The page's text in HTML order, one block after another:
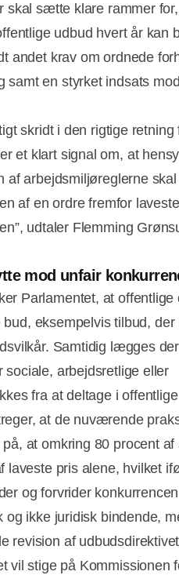
sætte klare rammer
udbud hvert år kan
andet krav om ordnede
samt en styrket indsats
skridt i den rigtige retning
et klart signal om, at
af arbejdsmiljøreglerne
af en ordre fremfor
udtaler Flemming
mod unfair
Parlamentet, at offentlige
eksempelvis tilbud, der
Samtidig lægges
sociale, arbejdsretlige eller
fra at deltage i
at de nuværende
at omkring 80 procent af
laveste pris alene, hvilket
og forvrider
ikke juridisk bindende,
revision af
vil stige på Kommissionen